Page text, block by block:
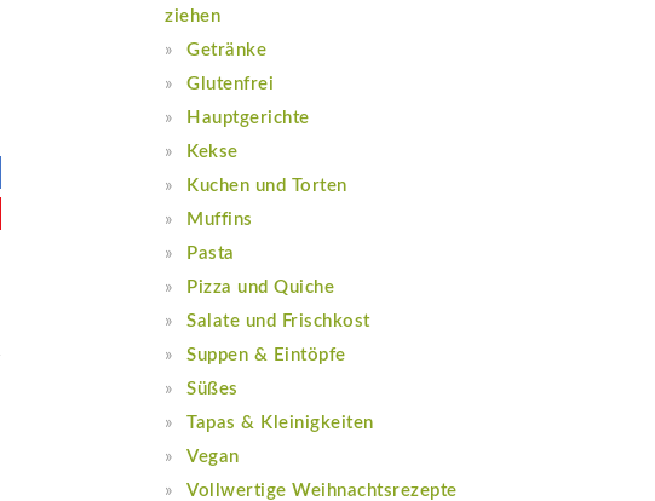
ziehen
Getränke
Glutenfrei
Hauptgerichte
Kekse
Kuchen und Torten
Muffins
Pasta
Pizza und Quiche
Salate und Frischkost
Suppen & Eintöpfe
Süßes
Tapas & Kleinigkeiten
Vegan
Vollwertige Weihnachtsrezepte